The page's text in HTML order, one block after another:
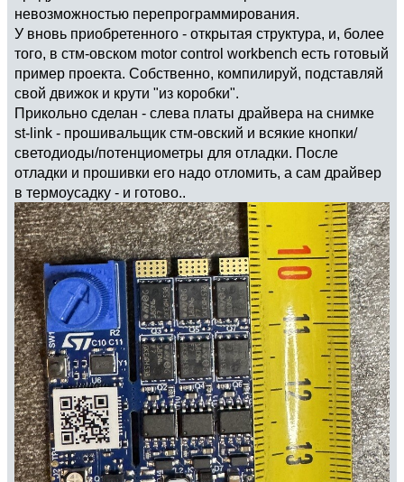
невозможностью перепрограммирования.
У вновь приобретенного - открытая структура, и, более
того, в стм-овском motor control workbench есть готовый
пример проекта. Собственно, компилируй, подставляй
свой движок и крути "из коробки".
Прикольно сделан - слева платы драйвера на снимке
st-link - прошивальщик стм-овский и всякие кнопки/
светодиоды/потенциометры для отладки. После
отладки и прошивки его надо отломить, а сам драйвер
в термоусадку - и готово..